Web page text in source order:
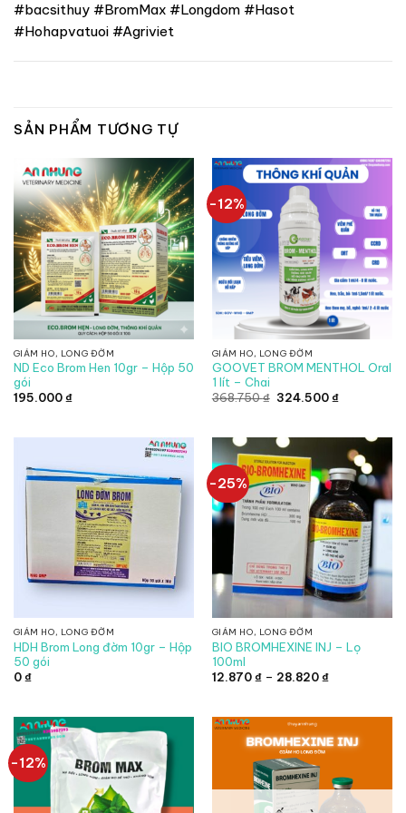
#bacsithuy #BromMax #Longdom #Hasot
#Hohapvatuoi #Agriviet
SẢN PHẨM TƯƠNG TỰ
GIẢM HO, LONG ĐỜM
ND Eco Brom Hen 10gr – Hộp 50
gói
195.000₫
-12%
GIẢM HO, LONG ĐỜM
GOOVET BROM MENTHOL Oral
1 lít – Chai
368.750₫ Giá
324.500₫Giá
324.500 ₫.
GIẢM HO, LONG ĐỜM
HDH Brom Long đờm 10gr – Hộp
50 gói
0₫
-25%
GIẢM HO, LONG ĐỜM
BIO BROMHEXINE INJ – Lọ
100ml
12.870₫ – 28.820₫Khoảng
đến
-12%